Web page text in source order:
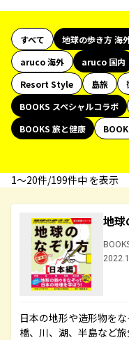
すべて 地球の歩き方 海
aruco 海外
aruco 国内
Resort Style
島旅
BOOKS スペシャルコラボ
BOOKS 旅と健康
1〜20件/199件中 を表示
地
日本の地形や造形物を
橋、川、湖、半島など